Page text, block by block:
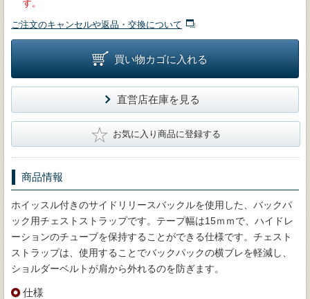
す。
ご注文のキャンセルや返品・交換について
買い物カゴに入れる
直営店在庫を見る
★ お気に入り商品に登録する
商品情報
ホイッスル付きのサイドリリースバックルを使用した、バックパ
ック用チェストストラップです。テープ幅は15ｍｍで、ハイドレ
ーションのチューブを保持することができる仕様です。チェスト
ストラップは、使用することでバックパックの横ブレを軽減し、
ショルダーベルトが肩から外れるのを防ぎます。
仕様